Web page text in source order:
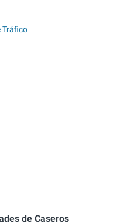
Tráfico
de Caseros